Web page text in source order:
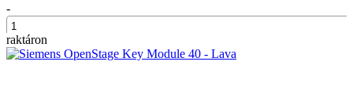
-
+
raktáron